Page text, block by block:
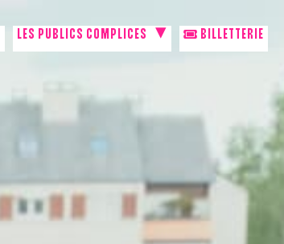
LES PUBLICS COMPLICES
BILLETTERIE